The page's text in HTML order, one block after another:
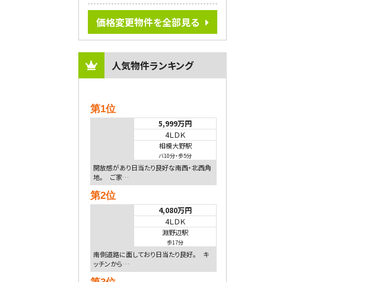
価格変更物件を全部見る
人気物件ランキング
第1位
5,999万円
4ＬＤＫ
相模大野駅
バ10分・歩5分
開放感があり日当たり良好な南西・北西角
地。 ご家…
第2位
4,080万円
4ＬＤＫ
淵野辺駅
歩17分
南側道路に面しており日当たり良好。 キ
ッチンから…